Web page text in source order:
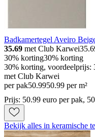
Badkamertegel Aveiro
35.69 met Club Karwei
30% korting30% korting
30% korting, voordeelprijs:
met Club Karwei
per pak50.9950.99 per m²
Prijs: 50.99 euro per pak,
Bekijk alles in keramische